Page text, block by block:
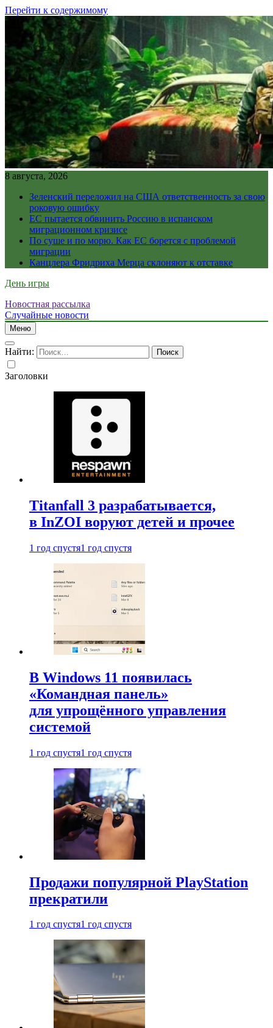
Перейти к содержимому
8 августа, 2026
Зеленский переложил на США ответственность за свою
роковую ошибку
ЕС пытается обвинить Россию в испанском
миграционном кризисе
По суше и по морю. Как ЕС борется с проблемой
миграции
Канцлера Фридриха Мерца склоняют к отставке
День игры
Новостная рассылка
Случайные новости
Меню
Найти:
Заголовки
Titanfall 3 разрабатывается,
в InZOI воруют детей и прочее
1 год спустя1 год спустя
В Windows 11 появилась
«Командная панель»
для упрощённого управления
системой
1 год спустя1 год спустя
Продажи популярной PlayStation
прекратили
1 год спустя1 год спустя